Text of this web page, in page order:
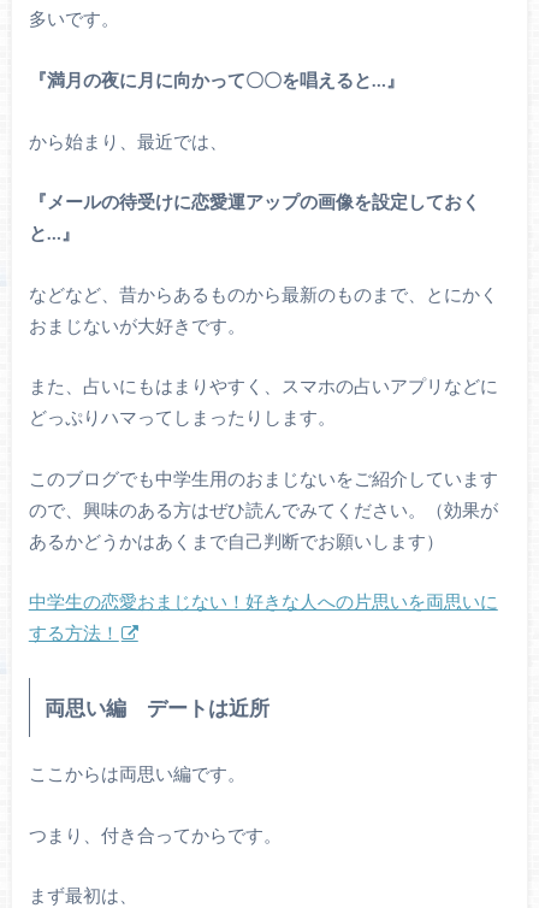
多いです。
『満月の夜に月に向かって〇〇を唱えると…』
から始まり、最近では、
『メールの待受けに恋愛運アップの画像を設定しておく
と…』
などなど、昔からあるものから最新のものまで、とにかく
おまじないが大好きです。
また、占いにもはまりやすく、スマホの占いアプリなどに
どっぷりハマってしまったりします。
このブログでも中学生用のおまじないをご紹介しています
ので、興味のある方はぜひ読んでみてください。（効果が
あるかどうかはあくまで自己判断でお願いします）
中学生の恋愛おまじない！好きな人への片思いを両思いに
する方法！
両思い編 デートは近所
ここからは両思い編です。
つまり、付き合ってからです。
まず最初は、